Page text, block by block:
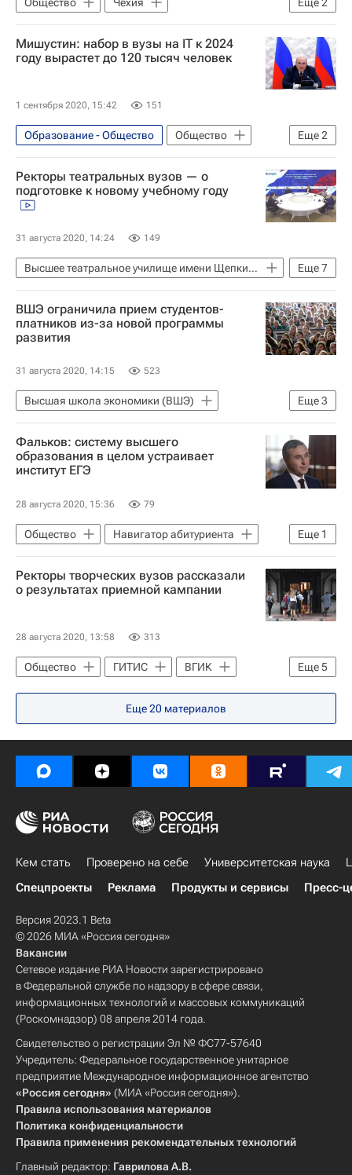
Навигатор абитуриента
Проверено на себе
Мишустин: набор в вузы на IT к 2024
году вырастет до 120 тысяч человек
1 сентября 2020, 15:42 151
Еще2
Образование - Общество
Общество
Михаил Мишустин
Навигатор абитуриента
Ректоры театральных вузов — о
подготовке к новому учебному году
31 августа 2020, 14:24 149
Еще7
Высшее театральное училище имени Щепкина
ГИТИС
ВГИК
Владимир Малышев
Театральный институт имени Бориса Щукина
Евгений Князев
Григорий Заславский
Навигатор абитуриента
ВШЭ ограничила прием студентов-
платников из-за новой программы
развития
31 августа 2020, 14:15 523
Еще3
Высшая школа экономики (ВШЭ)
СН_Образование
Навигатор абитуриента
Фальков: систему высшего
образования в целом устраивает
институт ЕГЭ
28 августа 2020, 15:36 79
Еще 1
Общество
Навигатор абитуриента
Валерий Фальков
Ректоры творческих вузов рассказали
о результатах приемной кампании
28 августа 2020, 13:58 313
Еще5
Общество ГИТИС
ВГИК
Владимир Малышев
Игорь Золотовицкий
Григорий Заславский
Навигатор абитуриента
Культура
Еще20 материалов
Кем стать Проверено на себе Университетская наука
Спецпроекты
Реклама Продукты и сервисы Пресс-
Версия 2023.1 Beta
© 2026 МИА «Россия сегодня»
Вакансии
Сетевое издание РИА Новости зарегистрировано
в Федеральной службе по надзору в сфере связи,
информационных технологий и массовых коммуникаций
(Роскомнадзор) 08 апреля 2014 года.
Свидетельство о регистрации Эл № ФС77-57640
Учредитель: Федеральное государственное унитарное
предприятие Международное информационное агентство
«Россия сегодня» (МИА «Россия сегодня»).
Правила использования материалов
Политика конфиденциальности
Правила применения рекомендательных технологий
Главный редактор: Гаврилова А.В.